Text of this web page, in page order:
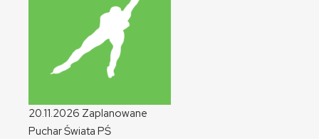
20.11.2026 Zaplanowane
Puchar Świata PŚ